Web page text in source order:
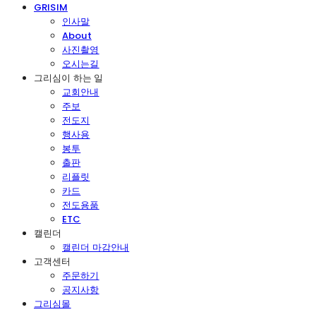
GRISIM
인사말
About
사진촬영
오시는길
그리심이 하는 일
교회안내
주보
전도지
행사용
봉투
출판
리플릿
카드
전도용품
ETC
캘린더
캘린더 마감안내
고객센터
주문하기
공지사항
그리심몰